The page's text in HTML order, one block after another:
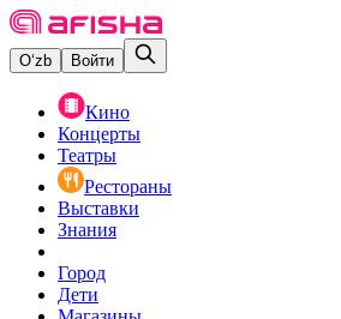
O‘zb Войти
Кино
Концерты
Театры
Рестораны
Выставки
Знания
Город
Дети